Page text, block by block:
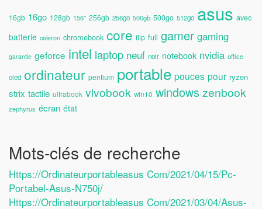
16gb 16go 128gb 156'' 256gb 256go 500gb 500go 512go asus avec
batterie celeron chromebook core flip full gamer gaming
garantie geforce intel laptop neuf noir notebook nvidia office
oled ordinateur pentium portable pouces pour ryzen
strix tactile ultrabook vivobook win10 windows zenbook
zephyrus écran état
Mots-clés de recherche
Https://ordinateurportableasus Com/2021/04/15/pc-
Portabel-Asus-N750j/
Https://ordinateurportableasus Com/2021/03/04/asus-